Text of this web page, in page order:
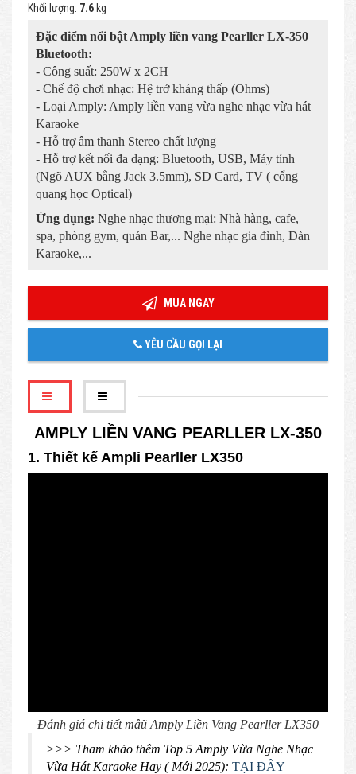
Khối lượng: 7.6 kg
Đặc điểm nổi bật Amply liền vang Pearller LX-350
Bluetooth:
- Công suất: 250W x 2CH
- Chế độ chơi nhạc: Hệ trở kháng thấp (Ohms)
- Loại Amply: Amply liền vang vừa nghe nhạc vừa hát
Karaoke
- Hỗ trợ âm thanh Stereo chất lượng
- Hỗ trợ kết nối đa dạng: Bluetooth, USB, Máy tính
(Ngõ AUX bằng Jack 3.5mm), SD Card, TV ( cổng
quang học Optical)
Ứng dụng: Nghe nhạc thương mại: Nhà hàng, cafe,
spa, phòng gym, quán Bar,... Nghe nhạc gia đình, Dàn
Karaoke,...
MUA NGAY
YÊU CẦU GỌI LẠI
AMPLY LIỀN VANG PEARLLER LX-350
1. Thiết kế Ampli Pearller LX350
Đánh giá chi tiết mâũ Amply Liền Vang Pearller LX350
>>> Tham khảo thêm Top 5 Amply Vừa Nghe Nhạc
Vừa Hát Karaoke Hay ( Mới 2025): TẠI ĐÂY